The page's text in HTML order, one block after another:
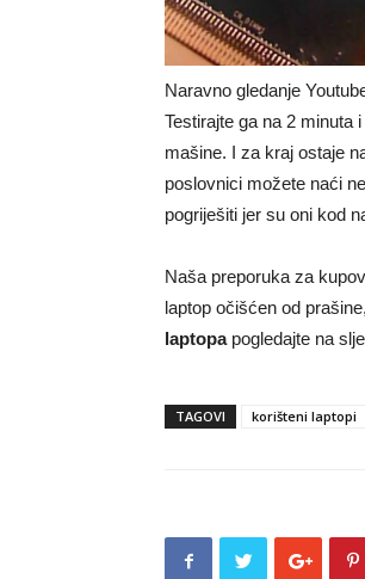
Naravno gledanje
Testirajte ga na 2 minuta
mašine. I za kraj ostaje
poslovnici možete naći
pogriješiti jer su oni kod
Naša preporuka za
laptop očišćen od
laptopapogledajte na
TAGOVI korišteni laptopi